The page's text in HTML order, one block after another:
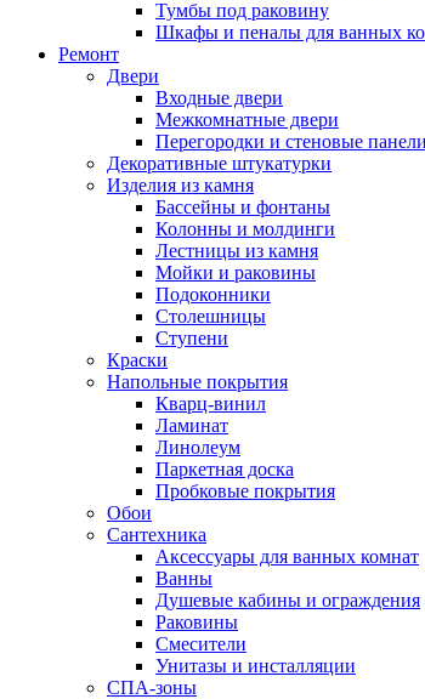
Тумбы под раковину
Шкафы и пеналы для ванных
Ремонт
Двери
Входные двери
Межкомнатные двери
Перегородки и стеновые панели
Декоративные штукатурки
Изделия из камня
Бассейны и фонтаны
Колонны и молдинги
Лестницы из камня
Мойки и раковины
Подоконники
Столешницы
Ступени
Краски
Напольные покрытия
Кварц-винил
Ламинат
Линолеум
Паркетная доска
Пробковые покрытия
Обои
Сантехника
Аксессуары для ванных комнат
Ванны
Душевые кабины и ограждения
Раковины
Смесители
Унитазы и инсталляции
СПА-зоны